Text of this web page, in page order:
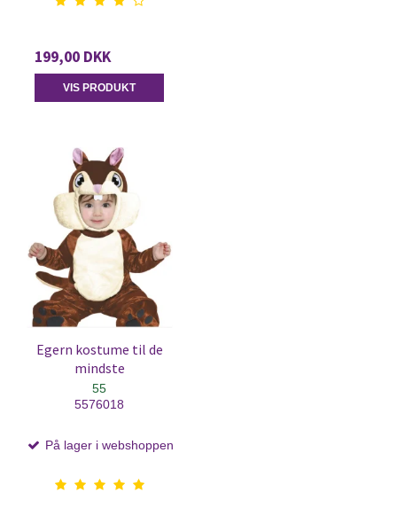
199,00 DKK
VIS PRODUKT
Egern kostume til de
mindste
55
5576018
På lager i webshoppen